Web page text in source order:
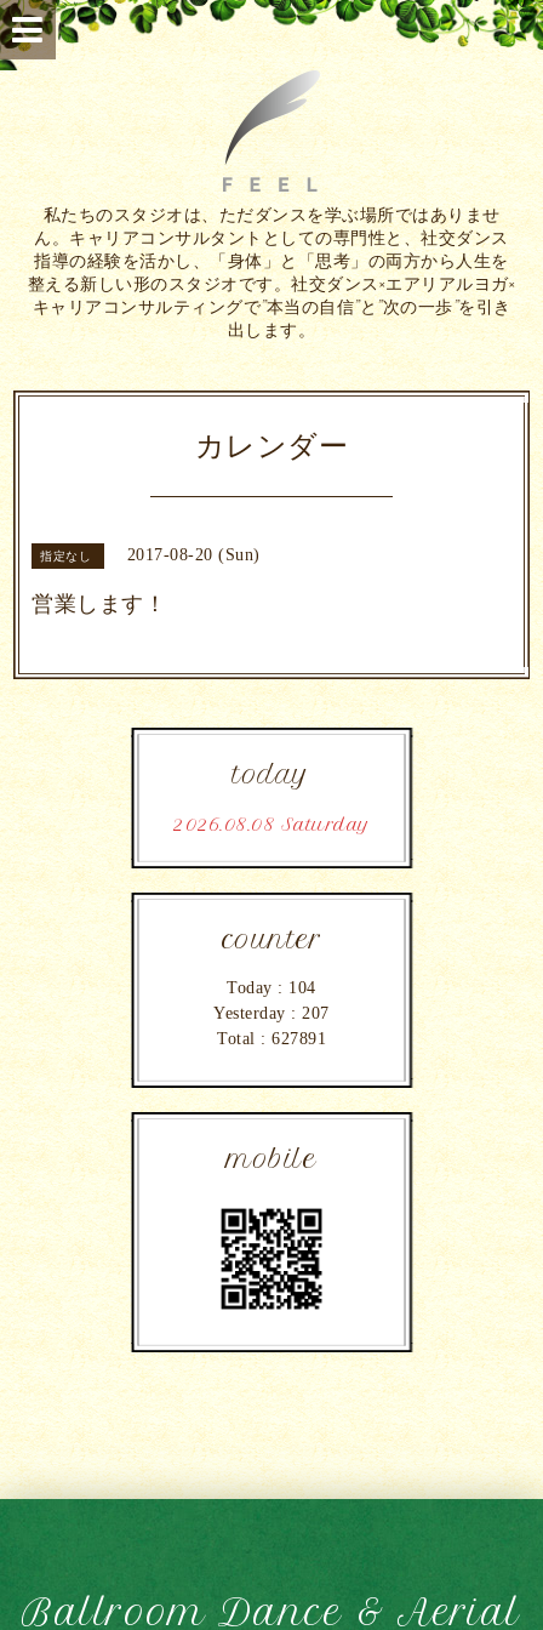
私たちのスタジオは、ただダンスを学ぶ場所ではありませ
ん。キャリアコンサルタントとしての専門性と、社交ダンス
指導の経験を活かし、「身体」と「思考」の両方から人生を
整える新しい形のスタジオです。社交ダンス×エアリアルヨガ×
キャリアコンサルティングで”本当の自信”と”次の一歩”を引き
出します。
カレンダー
指定なし 2017-08-20 (Sun)
営業します！
today
2026.08.08 Saturday
counter
Today : 104
Yesterday :207
Total : 627891
mobile
Ballroom Dance & Aerial